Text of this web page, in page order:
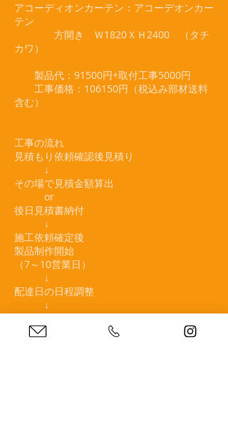
アコーディオンカーテン：アコーデオンカー
テン
方開き Ｗ1820ＸＨ2400 （タチ
カワ）
製品代：91500円+取付工事5000円
工事価格：106150円（税込み部材送料
含む）
工事の流れ
見積もり依頼確認後見積り
↓
その場で見積金額算出
or
後日見積書納付
↓
施工依頼確定後
製品制作開始
（7～10営業日）
↓
配達日の日程調整
↓
配達・取付け工事
↓